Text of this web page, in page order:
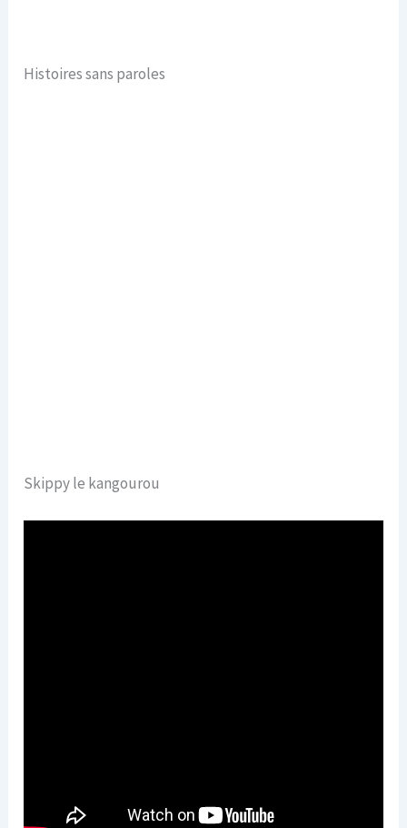
Histoires sans paroles
Skippy le kangourou